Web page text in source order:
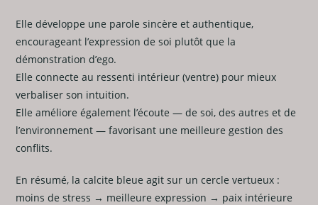
Elle développe une parole sincère et authentique,
encourageant l’expression de soi plutôt que la
démonstration d’ego.
Elle connecte au ressenti intérieur (ventre) pour mieux
verbaliser son intuition.
Elle améliore également l’écoute — de soi, des autres et de
l’environnement — favorisant une meilleure gestion des
conflits.
En résumé, la calcite bleue agit sur un cercle vertueux :
moins de stress → meilleure expression → paix intérieure